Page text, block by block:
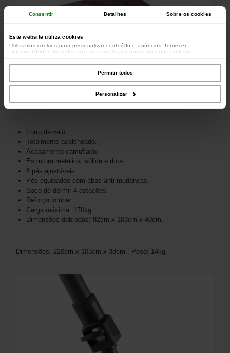
Consentir Detalhes Sobre os cookies
Este website utiliza cookies
Utilizamos cookies para personalizar conteúdo e anúncios, fornecer
funcionalidades de redes sociais e analisar o nosso tráfego. Também
parceiros de redes sociais, de publicidade e de análise, que as podem combinar
com outras informações que lhes forneceu ou recolhidas por estes a partir da
sua utilização dos respetivos serviços.
Permitir todos
Personalizar
Forro de velo.
Totalmente acolchoado.
Acabamento camuflado.
Estrutura metálica, sólida e dura.
8 pés ajustáveis.
Pés equipados com abas anti-mudanças.
Saco de dormir 4 estações.
Reforço lombar.
Carga máxima: 170kg.
Dimensões dobradas: 82cm x 103cm x 40cm.
Dimensões: 220cm x 103cm x 38cm - Peso: 14kg.